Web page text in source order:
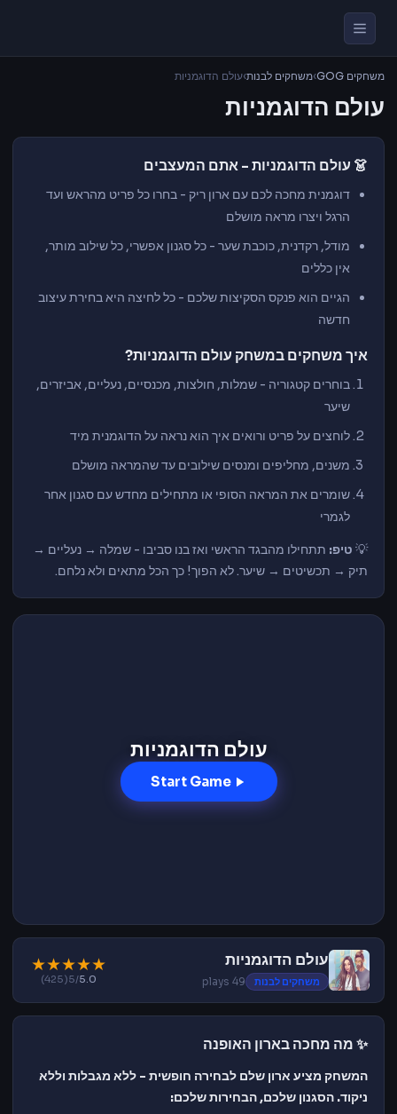
משחקים GOG ›משחקים לבנות›עולם הדוגמניות
עולם הדוגמניות
👗 עולם הדוגמניות - אתם המעצבים
דוגמנית מחכה לכם עם ארון ריק - בחרו כל פריט מהראש ועד
הרגל ויצרו מראה מושלם
מודל, רקדנית, כוכבת שער - כל סגנון אפשרי, כל שילוב מותר,
אין כללים
הגיים הוא פנקס הסקיצות שלכם - כל לחיצה היא בחירת עיצוב
חדשה
איך משחקים במשחק עולם הדוגמניות?
בוחרים קטגוריה - שמלות, חולצות, מכנסיים, נעליים, אביזרים,
שיער
לוחצים על פריט ורואים איך הוא נראה על הדוגמנית מיד
משנים, מחליפים ומנסים שילובים עד שהמראה מושלם
שומרים את המראה הסופי או מתחילים מחדש עם סגנון אחר
לגמרי
💡 טיפ: תתחילו מהבגד הראשי ואז בנו סביבו - שמלה → נעליים →
תיק → תכשיטים → שיער. לא הפוך! כך הכל מתאים ולא נלחם.
עולם הדוגמניות
Start Game
עולם הדוגמניות
משחקים לבנות 49 plays
★
★
★
★
★
5.0
/5
(425)
✨ מה מחכה בארון האופנה
המשחק מציע ארון שלם לבחירה חופשית - ללא מגבלות וללא
ניקוד. הסגנון שלכם, הבחירות שלכם: